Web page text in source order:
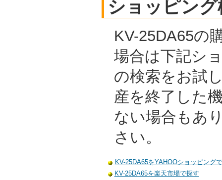
ショッピング
KV-25DA65の
場合は下記シ
の検索をお試
産を終了した
ない場合もあ
さい。
KV-25DA65をYAHOOショッピング
KV-25DA65を楽天市場で探す